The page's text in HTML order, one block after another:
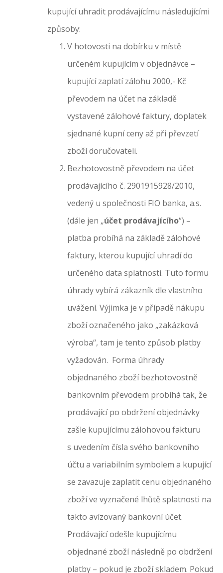
kupující uhradit prodávajícímu následujícími
způsoby:
V hotovosti na dobírku v místě
určeném kupujícím v objednávce –
kupující zaplatí zálohu 2000,- Kč
převodem na účet na základě
vystavené zálohové faktury, doplatek
sjednané kupní ceny až při převzetí
zboží doručovateli.
Bezhotovostně převodem na účet
prodávajícího č. 2901915928/2010,
vedený u společnosti FIO banka, a.s.
(dále jen „účet prodávajícího“) –
platba probíhá na základě zálohové
faktury, kterou kupující uhradí do
určeného data splatnosti. Tuto formu
úhrady vybírá zákazník dle vlastního
uvážení. Výjimka je v případě nákupu
zboží označeného jako „zakázková
výroba“, tam je tento způsob platby
vyžadován. Forma úhrady
objednaného zboží bezhotovostně
bankovním převodem probíhá tak, že
prodávající po obdržení objednávky
zašle kupujícímu zálohovou fakturu
s uvedením čísla svého bankovního
účtu a variabilním symbolem a kupující
se zavazuje zaplatit cenu objednaného
zboží ve vyznačené lhůtě splatnosti na
takto avízovaný bankovní účet.
Prodávající odešle kupujícímu
objednané zboží následně po obdržení
platby – pokud je zboží skladem. Pokud